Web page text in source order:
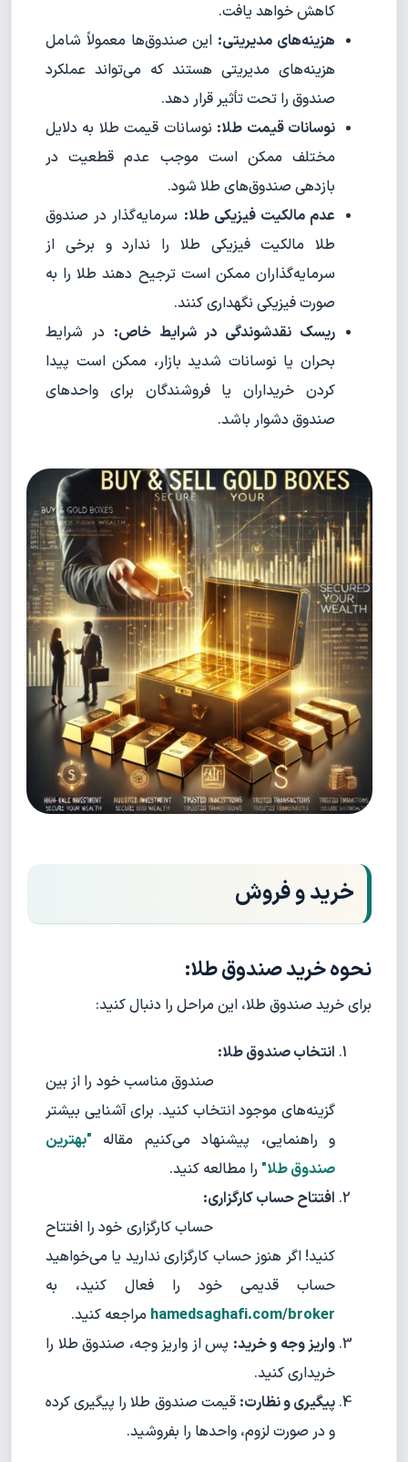
کاهش خواهد یافت.
هزینه‌های مدیریتی: این صندوق‌ها معمولاً شامل
هزینه‌های مدیریتی هستند که می‌تواند عملکرد
صندوق را تحت تأثیر قرار دهد.
نوسانات قیمت طلا: نوسانات قیمت طلا به دلایل
مختلف ممکن است موجب عدم قطعیت در
بازدهی صندوق‌های طلا شود.
عدم مالکیت فیزیکی طلا: سرمایه‌گذار در صندوق
طلا مالکیت فیزیکی طلا را ندارد و برخی از
سرمایه‌گذاران ممکن است ترجیح دهند طلا را به
صورت فیزیکی نگهداری کنند.
ریسک نقدشوندگی در شرایط خاص: در شرایط
بحران یا نوسانات شدید بازار، ممکن است پیدا
کردن خریداران یا فروشندگان برای واحدهای
صندوق دشوار باشد.
خرید و فروش
نحوه خرید صندوق طلا:
برای خرید صندوق طلا، این مراحل را دنبال کنید:
انتخاب صندوق طلا:
صندوق مناسب خود را از بین
گزینه‌های موجود انتخاب کنید. برای آشنایی بیشتر
و راهنمایی، پیشنهاد می‌کنیم مقاله "بهترین
صندوق‌ طلا" را مطالعه کنید.
افتتاح حساب کارگزاری:
حساب کارگزاری خود را افتتاح
کنید! اگر هنوز حساب کارگزاری ندارید یا می‌خواهید
حساب قدیمی خود را فعال کنید، به
hamedsaghafi.com/broker مراجعه کنید.
واریز وجه و خرید: پس از واریز وجه، صندوق طلا را
خریداری کنید.
پیگیری و نظارت: قیمت صندوق طلا را پیگیری کرده
و در صورت لزوم، واحدها را بفروشید.